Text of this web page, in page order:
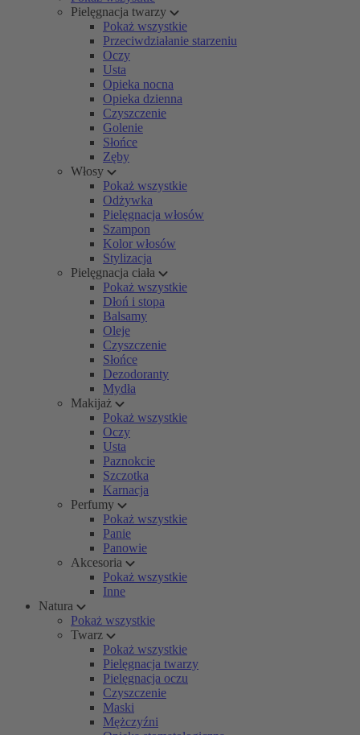
Pielęgnacja twarzy
Pokaż wszystkie
Przeciwdziałanie starzeniu
Oczy
Usta
Opieka nocna
Opieka dzienna
Czyszczenie
Golenie
Słońce
Zęby
Włosy
Pokaż wszystkie
Odżywka
Pielęgnacja włosów
Szampon
Kolor włosów
Stylizacja
Pielęgnacja ciała
Pokaż wszystkie
Dłoń i stopa
Balsamy
Oleje
Czyszczenie
Słońce
Dezodoranty
Mydła
Makijaż
Pokaż wszystkie
Oczy
Usta
Paznokcie
Szczotka
Karnacja
Perfumy
Pokaż wszystkie
Panie
Panowie
Akcesoria
Pokaż wszystkie
Inne
Natura
Pokaż wszystkie
Twarz
Pokaż wszystkie
Pielęgnacja twarzy
Pielęgnacja oczu
Czyszczenie
Maski
Mężczyźni